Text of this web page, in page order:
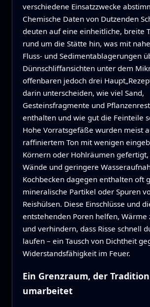
verschiedene Einsatzzwecke
Chemische Daten von Dutzenden
deuten auf eine einheitliche, breite
rund um die Stätte hin, was mit
Fluss‑ und Sedimentablagerungen
Dünnschliffansichten unter dem
offenbaren jedoch drei
darin unterscheiden, wie viel Sand,
Gesteinsfragmente und
enthalten und wie gut die Feinteile
Hohe Vorratsgefäße wurden meist
raffiniertem Ton mit wenigen
Körnern oder Hohlräumen
Wände und geringere
Kochbecken dagegen enthalten oft
mineralische Partikel oder Spuren
Reishülsen. Diese Einschlüsse und
entstehenden Poren helfen, Wärme
und verhindern, dass Risse schnell
laufen – ein Tausch von Dichtheit
Widerstandsfähigkeit im Feuer.
Ein Grenzraum, der Tradition
umarbeitet